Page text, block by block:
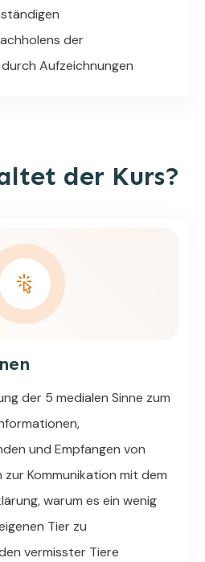
der
Aufzeichnungen
der Kurs?
der 5 medialen Sinne zum
und Empfangen von
Kommunikation mit dem
warum es ein wenig
Tier zu
vermisster Tiere